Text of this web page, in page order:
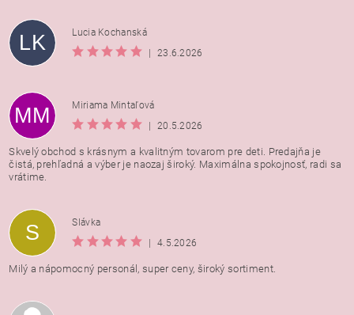
Vložením hodnotenie súhlasíte s
osobných údajov
LK
Lucia Kochanská
23.6.2026
MM
Miriama Mintaľová
20.5.2026
Skvelý obchod s krásnym a kvalitným tovarom pre deti. Predajňa je
čistá, prehľadná a výber je naozaj široký. Maximálna spokojnosť, radi sa
vrátime.
S
Slávka
4.5.2026
Milý a nápomocný personál, super ceny, široký sortiment.